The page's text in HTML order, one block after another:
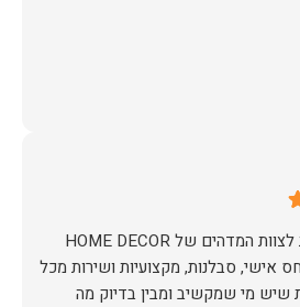
אישי, סבלנות, מקצועיות ושירות מכל
מי שמקשיב ומבין בדיוק מה